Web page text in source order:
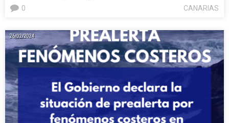
CANARIAS
0
26/02/2024